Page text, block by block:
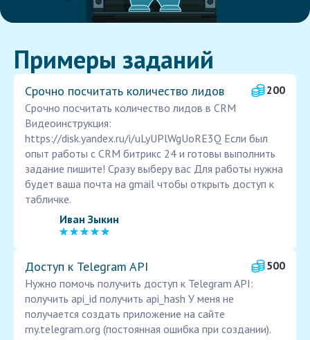
Примеры заданий
Срочно посчитать количество лидов
200
Срочно посчитать количество лидов в CRM
Видеоинструкция:
https://disk.yandex.ru/i/uLyUPlWgUoRE3Q Если был
опыт работы с CRM битрикс 24 и готовы выполнить
задание пишите! Сразу выберу вас Для работы нужна
будет ваша почта на gmail чтобы открыть доступ к
табличке.
Иван Зыкин
Доступ к Telegram API
500
Нужно помочь получить доступ к Telegram API:
получить api_id получить api_hash У меня не
получается создать приложение на сайте
my.telegram.org (постоянная ошибка при создании).